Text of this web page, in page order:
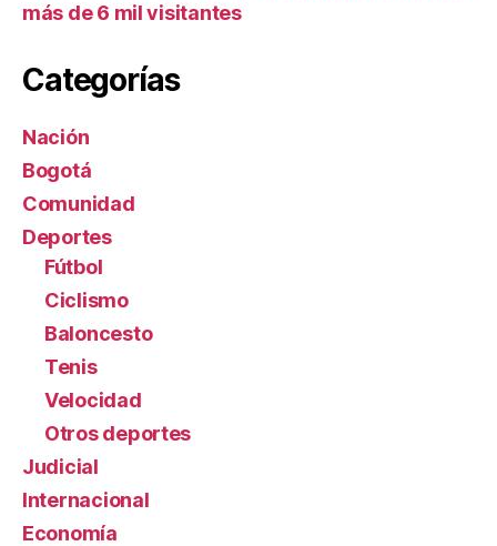
más de 6 mil visitantes
Categorías
Nación
Bogotá
Comunidad
Deportes
Fútbol
Ciclismo
Baloncesto
Tenis
Velocidad
Otros deportes
Judicial
Internacional
Economía